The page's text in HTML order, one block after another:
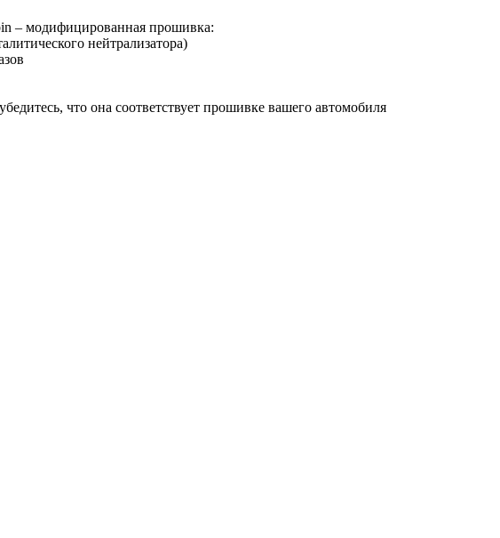
– модифицированная прошивка:
нейтрализатора)
что она соответствует прошивке вашего автомобиля